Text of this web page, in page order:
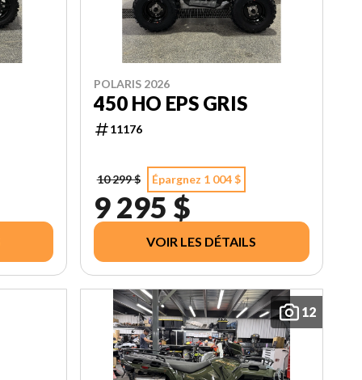
POLARIS 2026
450 HO EPS GRIS
11176
10 299 $ Épargnez 1 004 $
9 295 $
VOIR LES DÉTAILS
12